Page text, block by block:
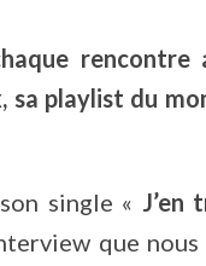
playlist du
single « J’en
que